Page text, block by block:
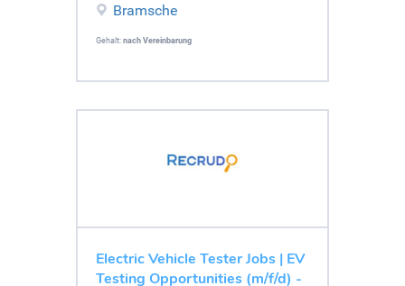
Bramsche
Gehalt: nach Vereinbarung
Electric Vehicle Tester Jobs | EV
Testing Opportunities (m/f/d) -